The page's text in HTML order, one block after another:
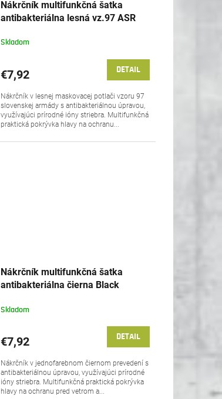
Nákrčník multifunkčná šatka
antibakteriálna lesná vz.97 ASR
Skladom
€7,92 DETAIL
Nákrčník v lesnej maskovacej potlači vzoru 97
slovenskej armády s antibakteriálnou úpravou,
využívajúci prírodné ióny striebra. Multifunkčná
praktická pokrývka hlavy na ochranu...
Nákrčník multifunkčná šatka
antibakteriálna čierna Black
Skladom
€7,92 DETAIL
Nákrčník v jednofarebnom čiernom prevedení s
antibakteriálnou úpravou, využívajúci prírodné
ióny striebra. Multifunkčná praktická pokrývka
hlavy na ochranu pred vetrom a...